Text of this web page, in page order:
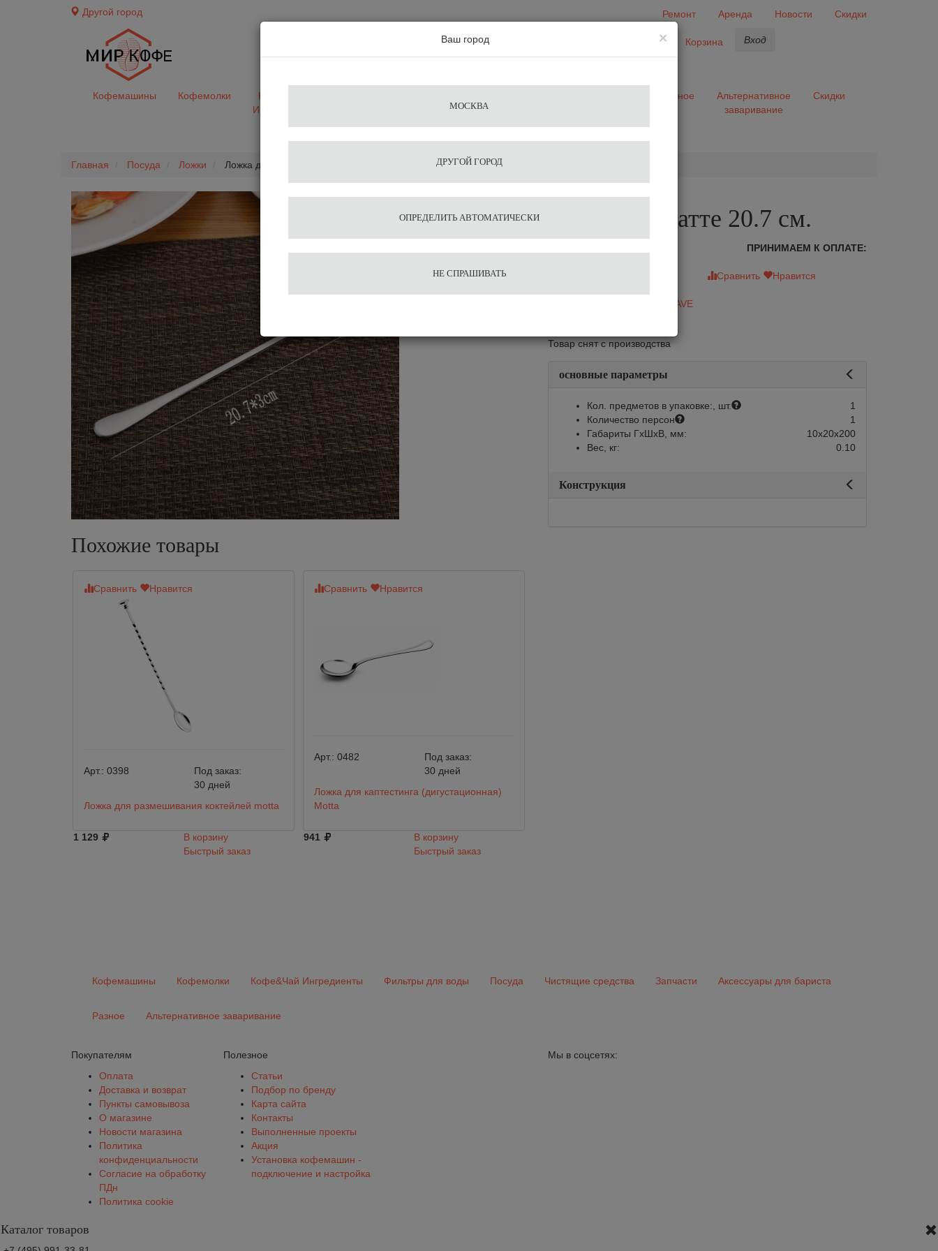
Другой город Ремонт Аренда Новости
Скидки
Избранное Корзина Вход
Кофемашины Кофемолки
Кофе&Чай
Ингредиенты
средства
Разное
Альтернативное
заваривание
Скидки
Главная Посуда Ложки Ложка для латте 20.7 см.
Похожие товары
Сравнить Нравится
Арт.: 0398
Под заказ:
30 дней
Ложка для размешивания коктейлей motta
1 129
В корзину
Быстрый заказ
Сравнить Нравится
Арт.: 0482
Под заказ:
30 дней
Ложка для каптестинга (дигустационная)
Motta
941
В корзину
Быстрый заказ
Ложка для латте 20.7 см.
ПРИНИМАЕМ К ОПЛАТЕ:
Сравнить
Нравится
AGAVE
Товар снят с производства
основные параметры
Кол. предметов в упаковке:, шт.
1
Количество персон
1
Габариты ГхШхВ, мм:
10х20х200
Вес, кг:
0.10
Конструкция
×
Ваш город
МОСКВА
ДРУГОЙ ГОРОД
ОПРЕДЕЛИТЬ АВТОМАТИЧЕСКИ
НЕ СПРАШИВАТЬ
Кофемашины Кофемолки Кофе&Чай Ингредиенты Фильтры для воды Посуда Чистящие средства Запчасти Аксессуары для бариста
Разное Альтернативное заваривание
Покупателям
Оплата
Доставка и возврат
Пункты самовывоза
О магазине
Новости магазина
Политика
конфиденциальности
Согласие на обработку
ПДн
Политика cookie
Полезное
Статьи
Подбор по бренду
Карта сайта
Контакты
Выполненные проекты
Акция
Установка кофемашин -
подключение и настройка
Мы в соцсетях:
Каталог товаров